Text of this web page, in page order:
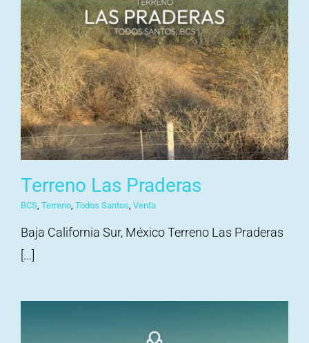
Terreno Las Praderas
BCS, Terreno, Todos Santos, Venta
Baja California Sur, México Terreno Las Praderas
[...]